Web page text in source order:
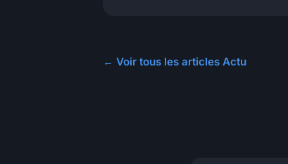
← Voir tous les articles Actu